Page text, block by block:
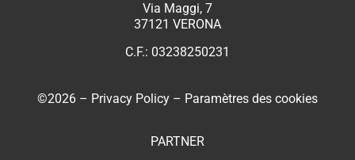
Via Maggi, 7
37121 VERONA
C.F.: 03238250231
©2026 – Privacy Policy – Paramètres des cookies
PARTNER